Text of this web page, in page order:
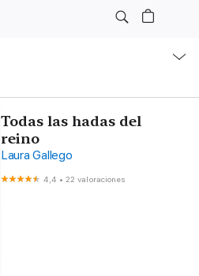
Todas las hadas del
reino
Laura Gallego
4,4 •22 valoraciones